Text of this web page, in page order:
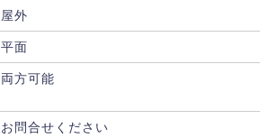
屋外
平面
両方可能
お問合せください